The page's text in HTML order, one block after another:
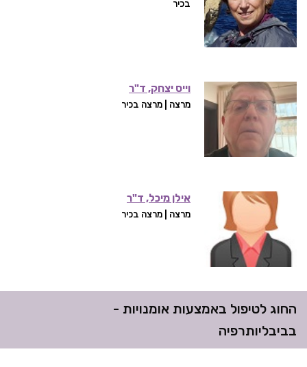
בכיר
וייס יצחק, ד"ר
מרצה | מרצה בכיר
אילן מיכל, ד"ר
מרצה | מרצה בכיר
החוג לטיפול באמצעות אומנויות -
בביבליותרפיה